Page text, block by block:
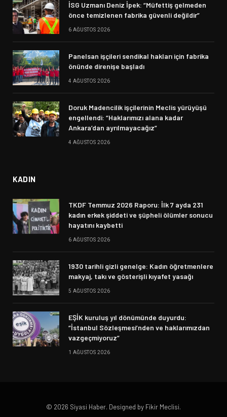
İSG Uzmanı Deniz İpek: “Müfettiş gelmeden
önce temizlenen fabrika güvenli değildir”
6 AĞUSTOS 2026
Panelsan işçileri sendikal hakları için fabrika
önünde direnişe başladı
4 AĞUSTOS 2026
Doruk Madencilik işçilerinin Meclis yürüyüşü
engellendi: “Haklarımızı alana kadar
Ankara’dan ayrılmayacağız”
4 AĞUSTOS 2026
KADIN
TKDF Temmuz 2026 Raporu: İlk 7 ayda 231
kadın erkek şiddeti ve şüpheli ölümler sonucu
hayatını kaybetti
6 AĞUSTOS 2026
1930 tarihli gizli genelge: Kadın öğretmenlere
makyaj, takı ve gösterişli kıyafet yasağı
5 AĞUSTOS 2026
EŞİK kuruluş yıl dönümünde duyurdu:
“İstanbul Sözleşmesi’nden ve haklarımızdan
vazgeçmiyoruz”
1 AĞUSTOS 2026
© 2026 Siyasi Haber. Designed by Fikir Meclisi.